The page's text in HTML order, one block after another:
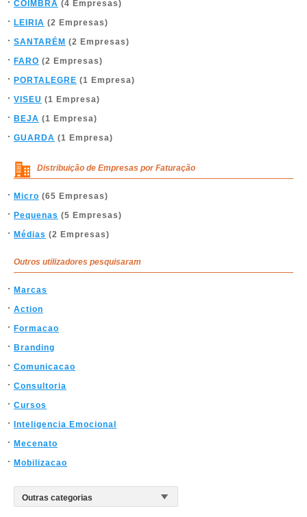
COIMBRA (4 Empresas)
LEIRIA (2 Empresas)
SANTARÉM (2 Empresas)
FARO (2 Empresas)
PORTALEGRE (1 Empresa)
VISEU (1 Empresa)
BEJA (1 Empresa)
GUARDA (1 Empresa)
Distribuição de Empresas por Faturação
Micro (65 Empresas)
Pequenas (5 Empresas)
Médias (2 Empresas)
Outros utilizadores pesquisaram
Marcas
Action
Formacao
Branding
Comunicacao
Consultoria
Cursos
Inteligencia Emocional
Mecenato
Mobilizacao